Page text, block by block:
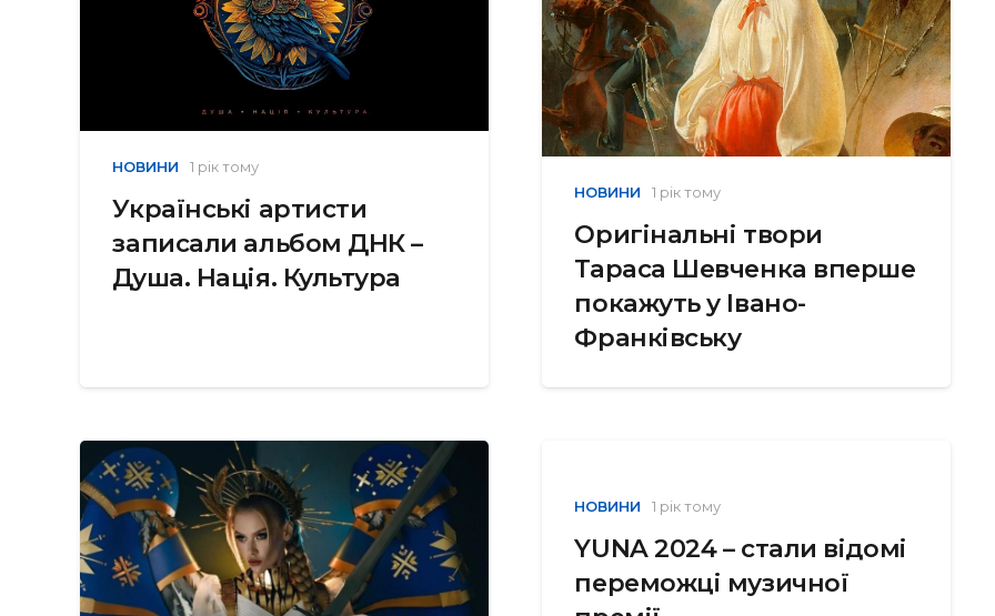
НОВИНИ 1 рік тому
Українські артисти
записали альбом ДНК –
Душа. Нація. Культура
НОВИНИ 1 рік тому
Оригінальні твори
Тараса Шевченка вперше
покажуть у Івано-
Франківську
НОВИНИ 1 рік тому
YUNA 2024 – стали відомі
переможці музичної